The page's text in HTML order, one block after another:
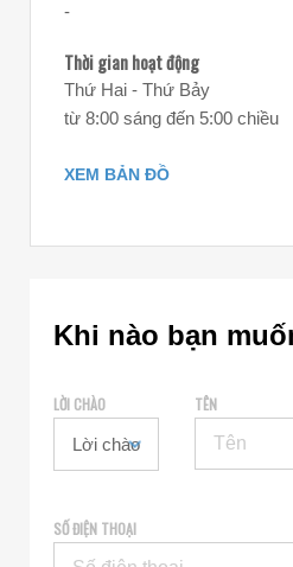
-
Thời gian hoạt động
Thứ Hai - Thứ Bảy
từ 8:00 sáng đến 5:00 chiều
XEM BẢN ĐỒ
Khi nào bạn
LỜI CHÀO TÊN
SỐ ĐIỆN THOẠI